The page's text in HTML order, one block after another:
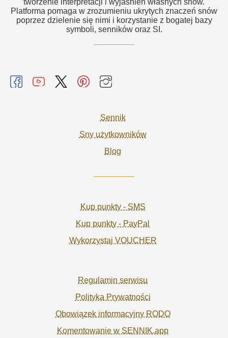
tworzenie interpretacji i wyjaśnień własnych snów.
Platforma pomaga w zrozumieniu ukrytych znaczeń snów
poprzez dzielenie się nimi i korzystanie z bogatej bazy
symboli, senników oraz SI.
Sennik
Sny użytkowników
Blog
Kup punkty - SMS
Kup punkty - PayPal
Wykorzystaj VOUCHER
Regulamin serwisu
Polityka Prywatności
Obowiązek informacyjny RODO
Komentowanie w SENNIK.app